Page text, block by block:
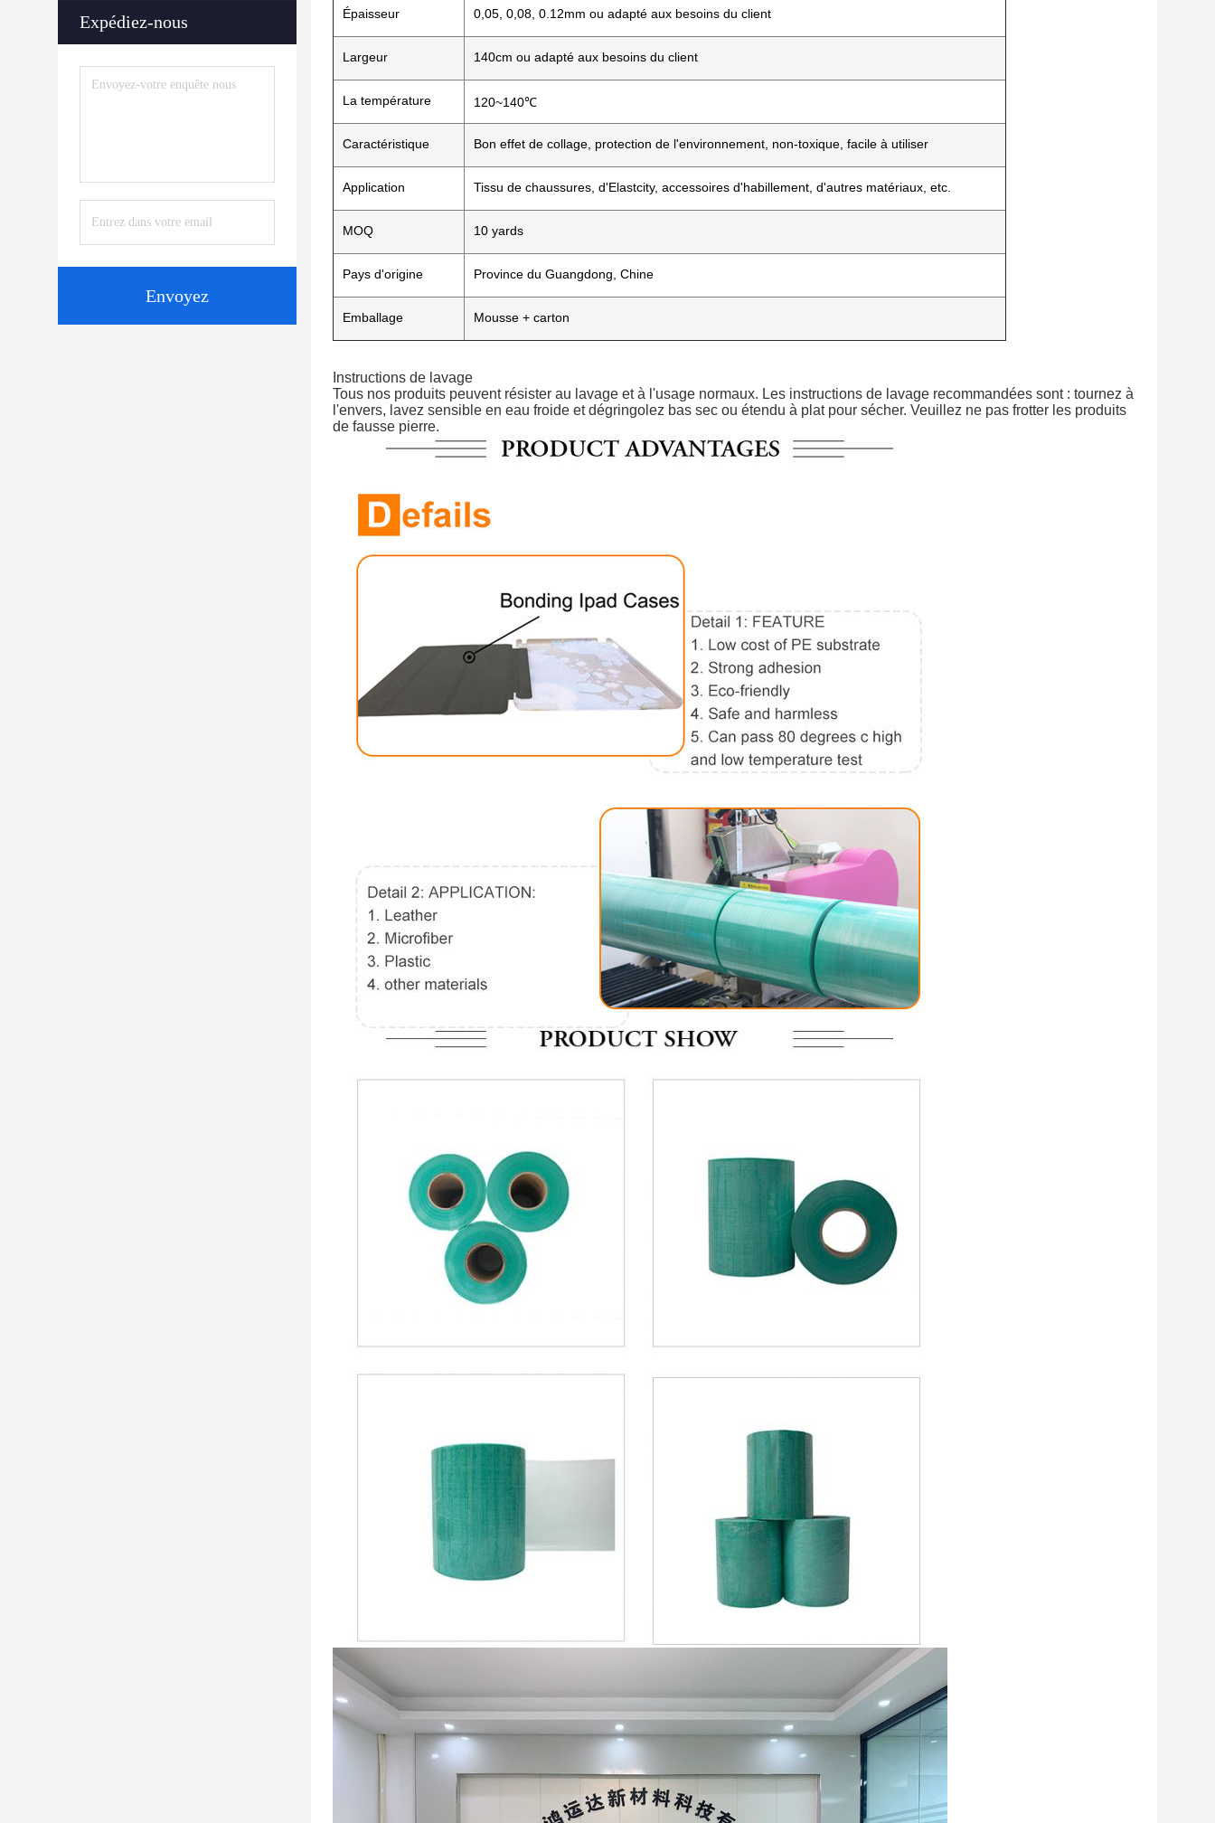
Expédiez-nous
Envoyez
Épaisseur 0,05, 0,08, 0.12mm ou adapté aux besoins du client
Largeur 140cm ou adapté aux besoins du client
La température 120~140℃
Caractéristique Bon effet de collage, protection de l'environnement, non-toxique, facile à utiliser
Application Tissu de chaussures, d'Elastcity, accessoires d'habillement, d'autres matériaux, etc.
MOQ 10 yards
Pays d'origine Province du Guangdong, Chine
Emballage Mousse + carton
Instructions de lavage
Tous nos produits peuvent résister au lavage et à l'usage normaux. Les instructions de lavage recommandées sont : tournez à
l'envers, lavez sensible en eau froide et dégringolez bas sec ou étendu à plat pour sécher. Veuillez ne pas frotter les produits
de fausse pierre.